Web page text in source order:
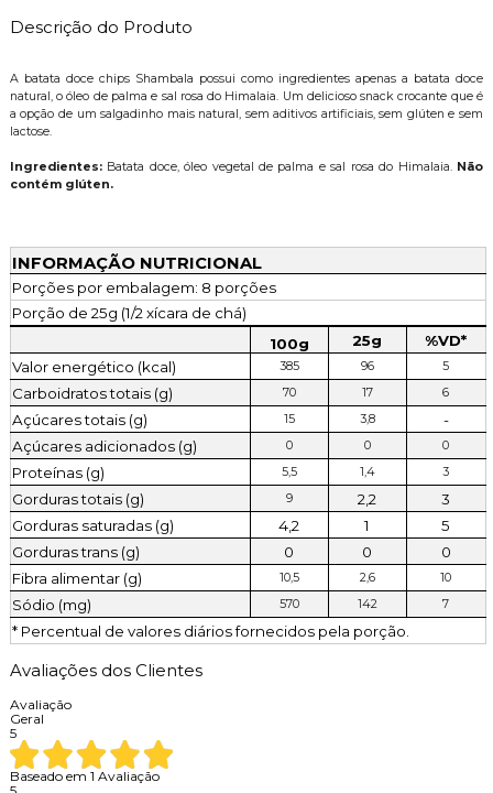
Descrição do Produto
A batata doce chips Shambala possui como ingredientes apenas a batata doce
natural, o óleo de palma e sal rosa do Himalaia. Um delicioso snack crocante que é
a opção de um salgadinho mais natural, sem aditivos artificiais, sem glúten e sem
lactose.
Ingredientes:Batata doce, óleo vegetal de palma e sal rosa do Himalaia. Não
contém glúten.
INFORMAÇÃO NUTRICIONAL
Porções por embalagem: 8 porções
Porção de 25g (1/2 xícara de chá)
100g
25g
%VD*
Valor energético (kcal)
385 96 5
Carboidratos totais (g) 70 17 6
Açúcares totais (g) 15 3,8
-
Açúcares adicionados (g)
0 0 0
Proteínas (g) 5,5 1,4 3
Gorduras totais (g) 9 2,2
3
Gorduras saturadas (g)
4,2 1
5
Gorduras trans (g)
0 0
0
Fibra alimentar (g)
10,5 2,6 10
Sódio (mg) 570 142 7
* Percentual de valores diários fornecidos pela porção.
Avaliações dos Clientes
Avaliação
Geral
5
Baseado em 1 Avaliação